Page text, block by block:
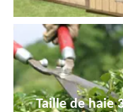
Taille de haie